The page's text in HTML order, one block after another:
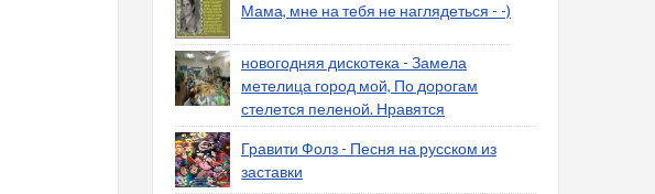
Мама, мне на тебя не наглядеться - -)
новогодняя дискотека - Замела
метелица город мой, По дорогам
стелется пеленой. Нравятся
Гравити Фолз - Песня на русском из
заставки